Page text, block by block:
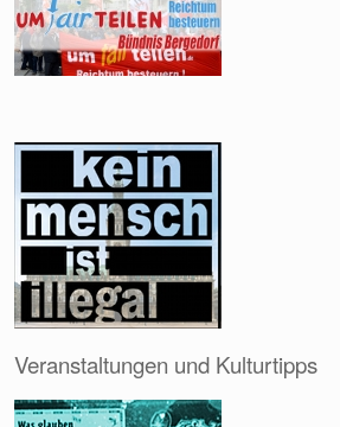
Veranstaltungen und Kulturtipps